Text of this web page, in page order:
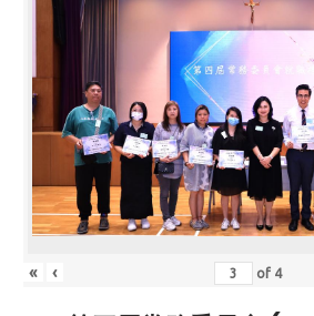
« ‹ of 4